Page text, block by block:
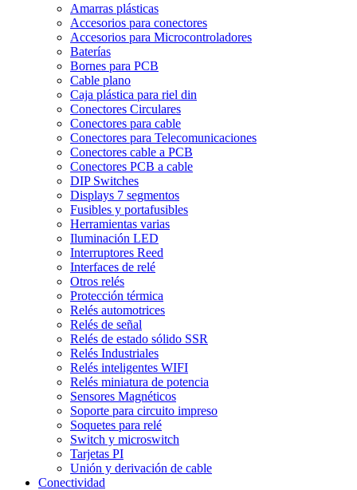
Amarras plásticas
Accesorios para conectores
Accesorios para Microcontroladores
Baterías
Bornes para PCB
Cable plano
Caja plástica para riel din
Conectores Circulares
Conectores para cable
Conectores para Telecomunicaciones
Conectores cable a PCB
Conectores PCB a cable
DIP Switches
Displays 7 segmentos
Fusibles y portafusibles
Herramientas varias
Iluminación LED
Interruptores Reed
Interfaces de relé
Otros relés
Protección térmica
Relés automotrices
Relés de señal
Relés de estado sólido SSR
Relés Industriales
Relés inteligentes WIFI
Relés miniatura de potencia
Sensores Magnéticos
Soporte para circuito impreso
Soquetes para relé
Switch y microswitch
Tarjetas PI
Unión y derivación de cable
Conectividad